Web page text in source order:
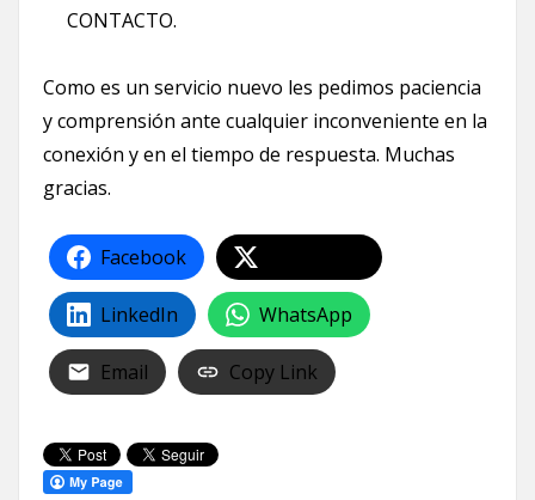
CONTACTO.
Como es un servicio nuevo les pedimos paciencia
y comprensión ante cualquier inconveniente en la
conexión y en el tiempo de respuesta. Muchas
gracias.
Facebook
LinkedIn WhatsApp
Email Copy Link